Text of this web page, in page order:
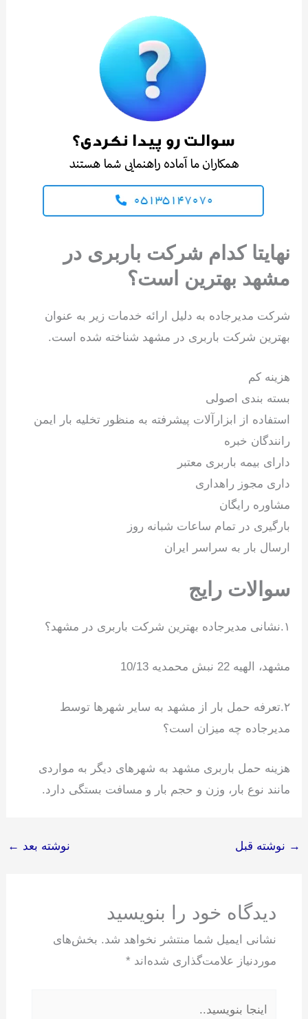
نهایتا کدام شرکت باربری در
مشهد بهترین است؟
شرکت مدیرجاده به دلیل ارائه خدمات زیر به عنوان
بهترین شرکت باربری در مشهد شناخته شده است.
هزینه کم
بسته بندی اصولی
استفاده از ابزارآلات پیشرفته به منظور تخلیه بار ایمن
رانندگان خبره
دارای بیمه باربری معتبر
داری مجوز راهداری
مشاوره رایگان
بارگیری در تمام ساعات شبانه روز
ارسال بار به سراسر ایران
سوالات رایج
۱.نشانی مدیرجاده بهترین شرکت باربری در مشهد؟
مشهد، الهیه 22 نبش محمدیه 10/13
۲.تعرفه حمل بار از مشهد به سایر شهرها توسط
مدیرجاده چه میزان است؟
هزینه حمل باربری مشهد به شهرهای دیگر به مواردی
مانند نوع بار، وزن و حجم بار و مسافت بستگی دارد.
→ نوشته قبل نوشته بعد ←
دیدگاه‌ خود را بنویسید
نشانی ایمیل شما منتشر نخواهد شد. بخش‌های
موردنیاز علامت‌گذاری شده‌اند *